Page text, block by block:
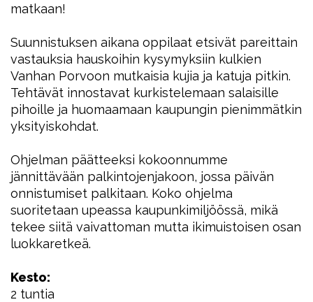
matkaan!
Suunnistuksen aikana oppilaat etsivät pareittain
vastauksia hauskoihin kysymyksiin kulkien
Vanhan Porvoon mutkaisia kujia ja katuja pitkin.
Tehtävät innostavat kurkistelemaan salaisille
pihoille ja huomaamaan kaupungin pienimmätkin
yksityiskohdat.
Ohjelman päätteeksi kokoonnumme
jännittävään palkintojenjakoon, jossa päivän
onnistumiset palkitaan. Koko ohjelma
suoritetaan upeassa kaupunkimiljöössä, mikä
tekee siitä vaivattoman mutta ikimuistoisen osan
luokkaretkeä.
Kesto:
2 tuntia